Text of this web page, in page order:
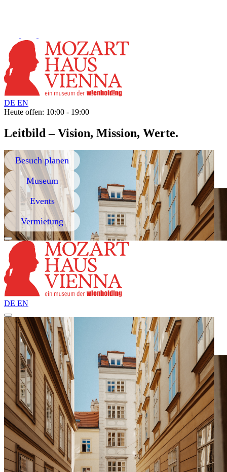
DE EN
Heute offen: 10:00 - 19:00
Leitbild – Vision, Mission, Werte.
Besuch planen
Museum
Events
Vermietung
DE EN